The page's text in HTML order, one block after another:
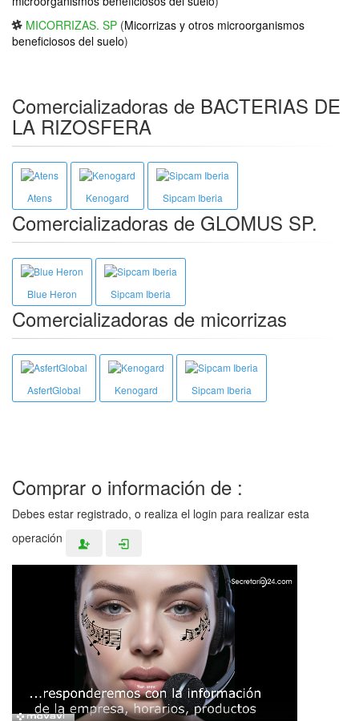
MICORRIZAS. SP (Micorrizas y otros microorganismos
beneficiosos del suelo)
Comercializadoras de BACTERIAS DE
LA RIZOSFERA
Atens Kenogard Sipcam Iberia
Comercializadoras de GLOMUS SP.
Blue Heron Sipcam Iberia
Comercializadoras de micorrizas
AsfertGlobal Kenogard Sipcam Iberia
Comprar o información de :
Debes estar registrado, o realiza el login para realizar esta
operación